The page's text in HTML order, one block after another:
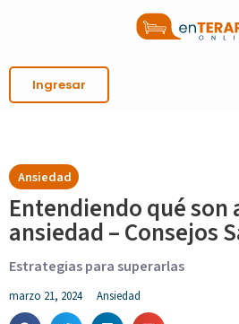
Ingresar
Ansiedad
Entendiendo qué son
ansiedad – Consejos
Estrategias para superarlas
marzo 21, 2024 Ansiedad